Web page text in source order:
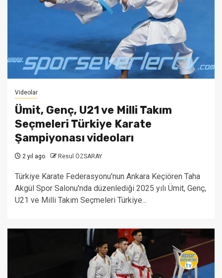
Videolar
Ümit, Genç, U21 ve Milli Takım
Seçmeleri Türkiye Karate
Şampiyonası videoları
2 yıl ago Resul ÖZSARAY
Türkiye Karate Federasyonu'nun Ankara Keçiören Taha
Akgül Spor Salonu'nda düzenlediği 2025 yılı Ümit, Genç,
U21 ve Milli Takım Seçmeleri Türkiye...